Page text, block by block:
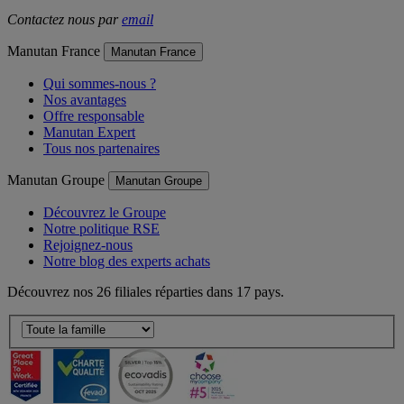
Contactez nous paremail
Manutan France Manutan France
Qui sommes-nous ?
Nos avantages
Offre responsable
Manutan Expert
Tous nos partenaires
Manutan Groupe Manutan Groupe
Découvrez le Groupe
Notre politique RSE
Rejoignez-nous
Notre blog des experts achats
Découvrez nos 26 filiales réparties dans 17 pays.